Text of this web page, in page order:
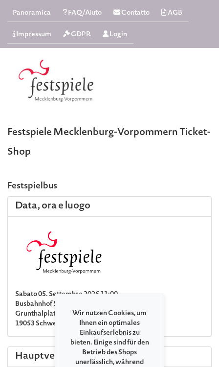
Panoramica FAQ/Aiuto Contatto AGB
Impressum GDPR Login
Festspiele Mecklenburg-Vorpommern Ticket-
Shop
Festspielbus
Data, ora e luogo
Sabato 05. Settembre 2026 11:00
Busbahnhof Schwerin
Grunthalplatz 1
19053 Schwerin
Hauptveranstaltung
Wir nutzen Cookies, um
Ihnen ein optimales
Einkaufserlebnis zu
bieten. Einige sind für den
Betrieb des Shops
unerlässlich, während